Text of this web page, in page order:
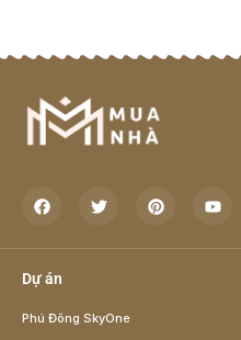
Dự án
Phú Đông SkyOne